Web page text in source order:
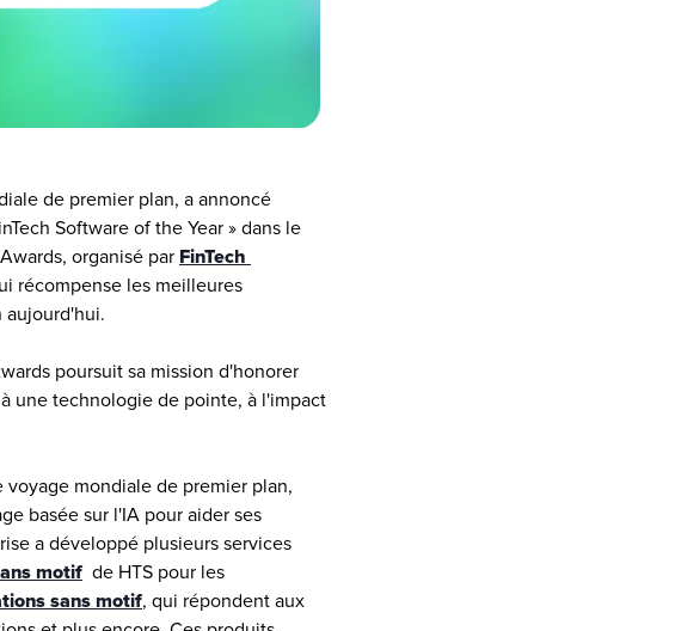
de premier plan, a annoncé
Software of the Year » dans le
organisé par FinTech
récompense les meilleures
aujourd'hui.
poursuit sa mission d'honorer
une technologie de pointe, à l'impact
mondiale de premier plan,
basée sur l'IA pour aider ses
a développé plusieurs services
motif de HTS pour les
sans motif, qui répondent aux